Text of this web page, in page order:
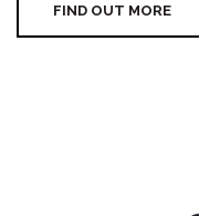
FIND OUT MORE